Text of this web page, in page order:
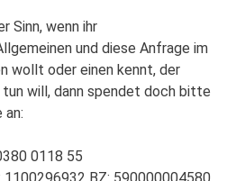
Sinn, wenn ihr
und diese Anfrage im
wollt oder einen kennt, der
tun will, dann spendet doch bitte
0118 55